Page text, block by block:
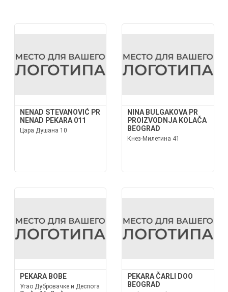
NENAD STEVANOVIĆ PR
NENAD PEKARA 011
Цара Душана 10
NINA BULGAKOVA PR
PROIZVODNJA KOLAČA
BEOGRAD
Кнез-Милетина 41
PEKARA BOBE
Угао Дубровачке и Деспота
PEKARA ČARLI DOO
BEOGRAD